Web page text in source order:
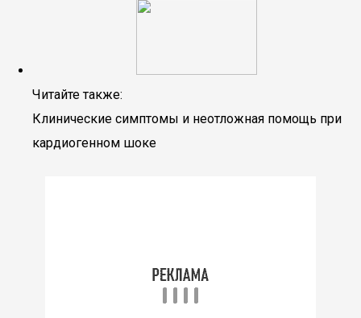
Читайте также:
Клинические симптомы и неотложная помощь при
кардиогенном шоке